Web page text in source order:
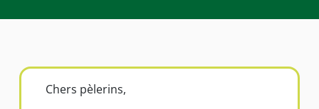
Chers pèlerins,